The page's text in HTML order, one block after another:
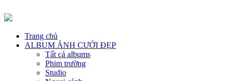
Trang chủ
ALBUM ẢNH CƯỚI ĐẸP
Tất cả albums
Phim trường
Studio